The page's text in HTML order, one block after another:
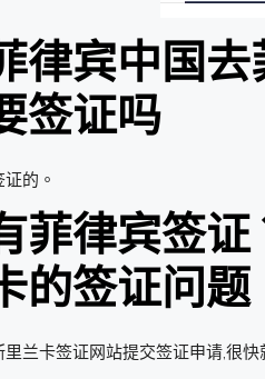
律宾中国
签证吗
的。
菲律宾签
的签证问题
里兰卡签证网站提交签证申请,很快